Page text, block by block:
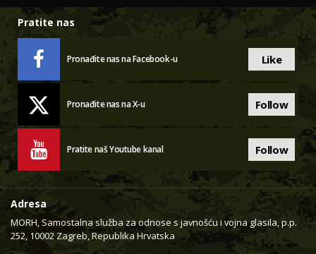
Pratite nas
Pronađite nas na Facebook-u Like
Pronađite nas na X-u Follow
Pratite naš Youtube kanal Follow
Adresa
MORH, Samostalna služba za odnose s javnošću i vojna glasila, p.p.
252, 10002 Zagreb, Republika Hrvatska